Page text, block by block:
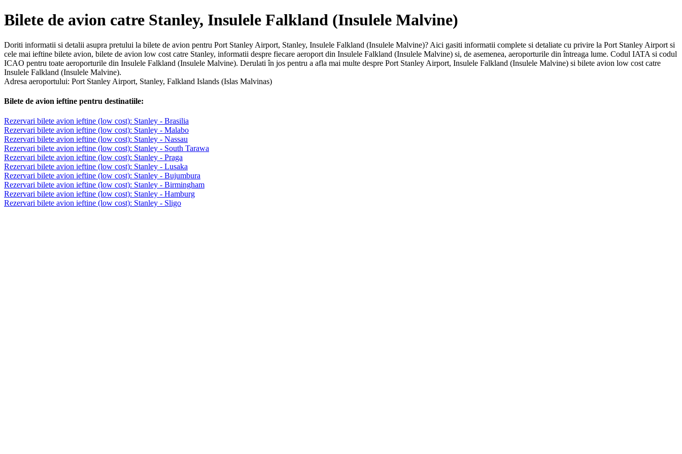
Bilete de avion catre Stanley, Insulele Falkland (Insulele Malvine)
Doriti informatii si detalii asupra pretului la bilete de avion pentru Port Stanley Airport, Stanley, Insulele Falkland (Insulele Malvine)? Aici gasiti informatii complete si detaliate cu privire la Port Stanley Airport si
cele mai ieftine bilete avion, bilete de avion low cost catre Stanley, informatii despre fiecare aeroport din Insulele Falkland (Insulele Malvine) si, de asemenea, aeroporturile din întreaga lume. Codul IATA si codul
ICAO pentru toate aeroporturile din Insulele Falkland (Insulele Malvine). Derulati în jos pentru a afla mai multe despre Port Stanley Airport, Insulele Falkland (Insulele Malvine) si bilete avion low cost catre
Insulele Falkland (Insulele Malvine).
Adresa aeroportului: Port Stanley Airport, Stanley, Falkland Islands (Islas Malvinas)
Bilete de avion ieftine pentru destinatiile:
Rezervari bilete avion ieftine (low cost): Stanley - Brasilia
Rezervari bilete avion ieftine (low cost): Stanley - Malabo
Rezervari bilete avion ieftine (low cost): Stanley - Nassau
Rezervari bilete avion ieftine (low cost): Stanley - South Tarawa
Rezervari bilete avion ieftine (low cost): Stanley - Praga
Rezervari bilete avion ieftine (low cost): Stanley - Lusaka
Rezervari bilete avion ieftine (low cost): Stanley - Bujumbura
Rezervari bilete avion ieftine (low cost): Stanley - Birmingham
Rezervari bilete avion ieftine (low cost): Stanley - Hamburg
Rezervari bilete avion ieftine (low cost): Stanley - Sligo